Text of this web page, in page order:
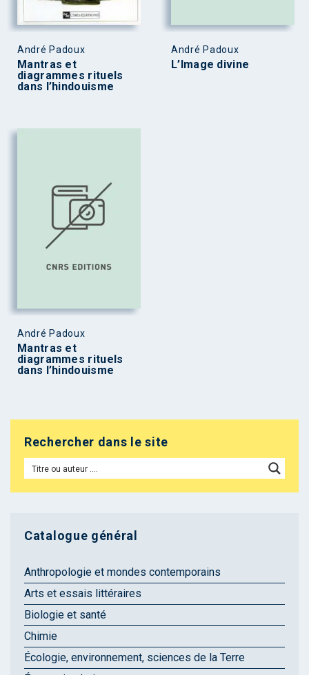
André Padoux
Mantras et
diagrammes rituels
dans l’hindouisme
André Padoux
L’Image divine
André Padoux
Mantras et
diagrammes rituels
dans l’hindouisme
Rechercher dans le site
Catalogue général
Anthropologie et mondes contemporains
Arts et essais littéraires
Biologie et santé
Chimie
Écologie, environnement, sciences de la Terre